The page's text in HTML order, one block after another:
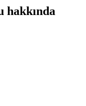
hakkında